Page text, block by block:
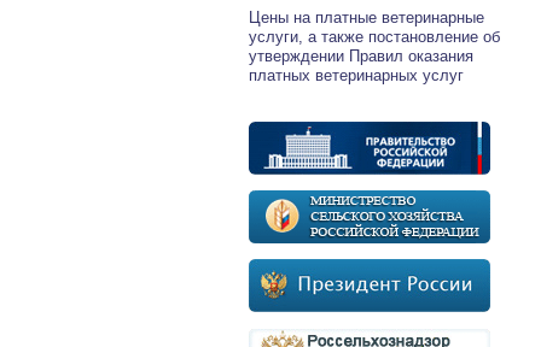
Цены на платные ветеринарные
услуги, а также постановление об
утверждении Правил оказания
платных ветеринарных услуг